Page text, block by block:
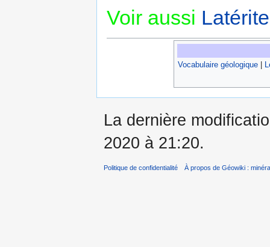
Voir aussi Latérite
Vocabulaire géologique|
La dernière
2020 à 21:20.
Politique de confidentialité À propos de Géowiki :